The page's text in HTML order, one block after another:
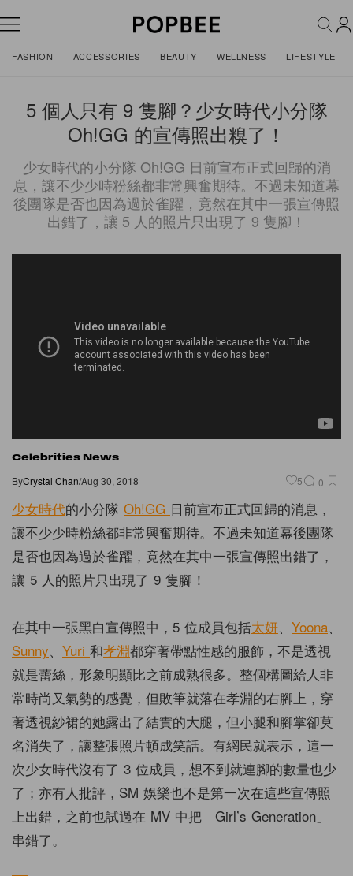
FASHION ACCESSORIES BEAUTY WELLNESS LIFESTYLE
5 個人只有 9 隻腳？少女時代小分隊
Oh!GG 的宣傳照出糗了！
少女時代的小分隊 Oh!GG 日前宣布正式回歸的消
息，讓不少少時粉絲都非常興奮期待。不過未知道幕
後團隊是否也因為過於雀躍，竟然在其中一張宣傳照
出錯了，讓 5 人的照片只出現了 9 隻腳！
Celebrities News
ByCrystal Chan/Aug 30, 2018 5 0
少女時代的小分隊 Oh!GG 日前宣布正式回歸的消息，
讓不少少時粉絲都非常興奮期待。不過未知道幕後團隊
是否也因為過於雀躍，竟然在其中一張宣傳照出錯了，
讓 5 人的照片只出現了 9 隻腳！
在其中一張黑白宣傳照中，5 位成員包括太妍、 Yoona、
Sunny、 Yuri 和孝淵都穿著帶點性感的服飾，不是透視
就是蕾絲，形象明顯比之前成熟很多。整個構圖給人非
常時尚又氣勢的感覺，但敗筆就落在孝淵的右腳上，穿
著透視紗裙的她露出了結實的大腿，但小腿和腳掌卻莫
名消失了，讓整張照片頓成笑話。有網民就表示，這一
次少女時代沒有了 3 位成員，想不到就連腳的數量也少
了；亦有人批評，SM 娛樂也不是第一次在這些宣傳照
上出錯，之前也試過在 MV 中把「Girl’s Generation」
串錯了。